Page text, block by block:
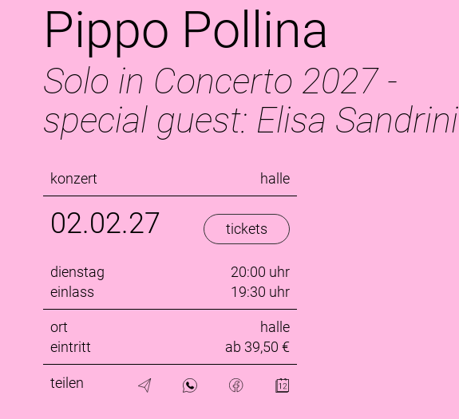
Pippo Pollina
Solo in Concerto 2027 -
special guest: Elisa Sandrini
konzert halle
02.02.27 tickets
dienstag
20:00 uhr
einlass
19:30 uhr
ort
halle
eintritt
ab 39,50 €
teilen